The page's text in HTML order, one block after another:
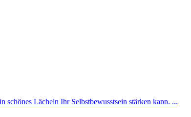
schönes Lächeln Ihr Selbstbewusstsein stärken kann. ...